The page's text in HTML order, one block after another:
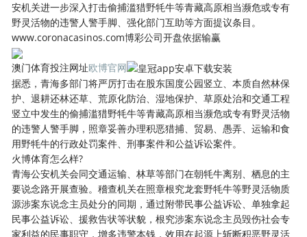
安机关进一步深入打击偷捕滥猎野牦牛等青藏高原相当濒危或专有
野灵活物的违警人警手脚、强化部门互助等方面提议条目。
www.coronacasinos.com博彩公司开盘依据输赢
澳门体育投注网址欧博官网
据悉，青海多部门将严厉打击在股东国度公园竖立、本质自然林保
护、退耕还林还草、荒原化防治、湿地保护、草原处治和交通工程
竖立中发生的偷捕滥猎野牦牛等青藏高原相当濒危或专有野灵活物
的违警人警手脚，照章妥善办理积恶猎捕、贸易、愚弄、运输和食
用野牦牛的行政处罚案件、刑事案件和公益诉讼案件。
火博体育怎么样?
青海公安机关会同交通运输、林草等部门在朝牦牛离别、栖息的主
要说念路开展查验。稽查机关在照章根究龙套野牦牛等野灵活物质
源涉案东说念主员处分的同期，通过附带民事公益诉讼、单独拿起
民事公益诉讼、援救告状等状貌，根究涉案东说念主员毁伤社会专
家利益的民事职守，增多违警本钱，效用在起源上斩断积恶野灵活